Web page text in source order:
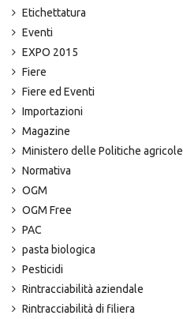
Etichettatura
Eventi
EXPO 2015
Fiere
Fiere ed Eventi
Importazioni
Magazine
Ministero delle Politiche agricole
Normativa
OGM
OGM Free
PAC
pasta biologica
Pesticidi
Rintracciabilità aziendale
Rintracciabilità di filiera